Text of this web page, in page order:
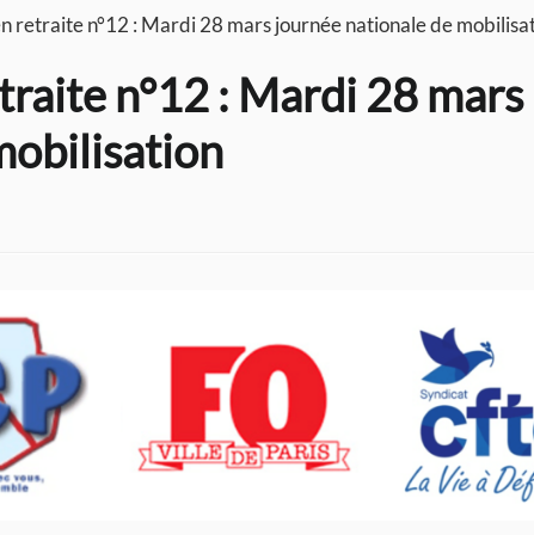
retraite n°12 : Mardi 28 mars journée nationale de
n°12 : Mardi 28 mars